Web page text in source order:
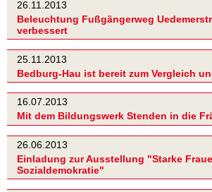
26.11.2013
Beleuchtung Fußgängerweg
verbessert
25.11.2013
Bedburg-Hau ist bereit zum Vergleich
16.07.2013
Mit dem Bildungswerk Stenden in die
26.06.2013
Einladung zur Ausstellung "Starke
Sozialdemokratie"